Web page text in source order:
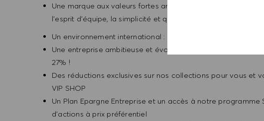
Une marque aux valeurs fortes ancrées dans son ADN :
l’esprit d’équipe, la simplicité et qualité et la jeunesse d’esprit
Un environnement international : Prenez part à une équipe
Une entreprise ambitieuse et évolutive : 2022 est une
27% !
Des réductions exclusives sur nos collections pour vous et
VIP SHOP
Un Plan Epargne Entreprise et un accès à notre programme
d’actions à prix préférentiel